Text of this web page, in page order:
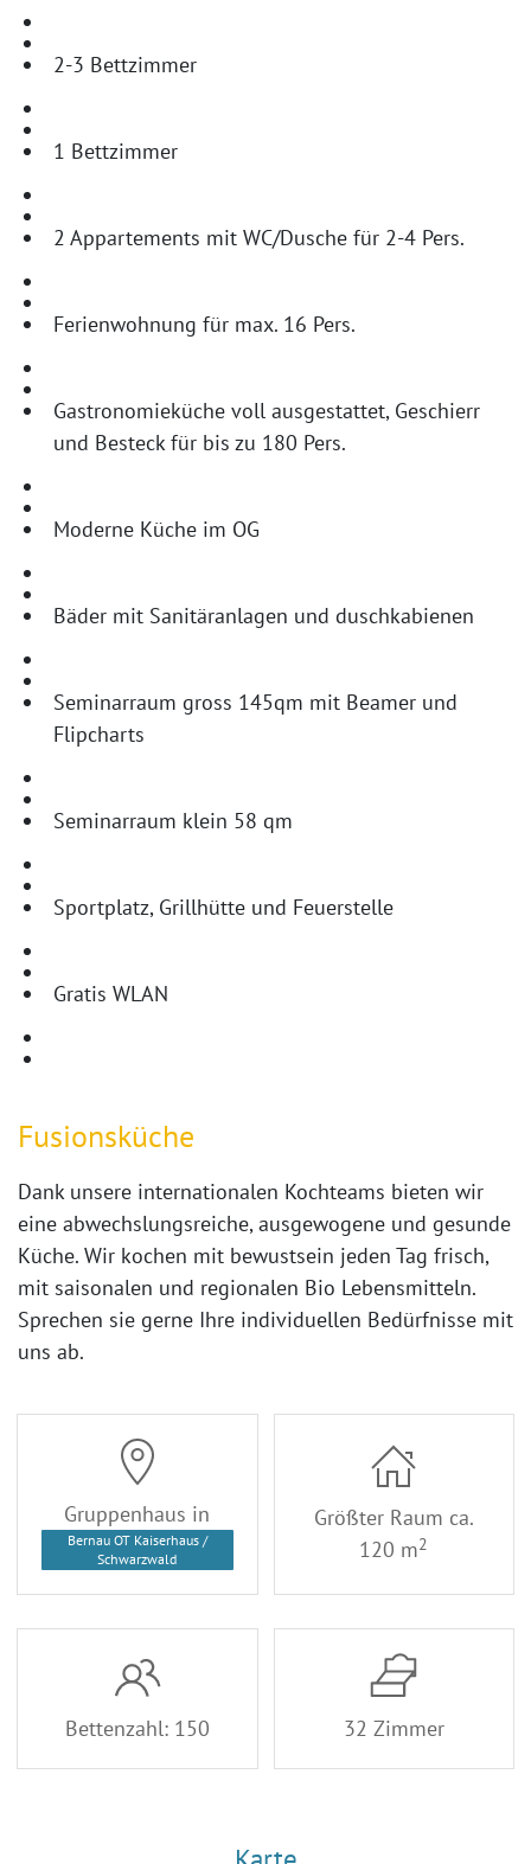
2-3 Bettzimmer
1 Bettzimmer
2 Appartements mit WC/Dusche für 2-4 Pers.
Ferienwohnung für max. 16 Pers.
Gastronomieküche voll ausgestattet, Geschierr
und Besteck für bis zu 180 Pers.
Moderne Küche im OG
Bäder mit Sanitäranlagen und duschkabienen
Seminarraum gross 145qm mit Beamer und
Flipcharts
Seminarraum klein 58 qm
Sportplatz, Grillhütte und Feuerstelle
Gratis WLAN
Fusionsküche
Dank unsere internationalen Kochteams bieten wir
eine abwechslungsreiche, ausgewogene und gesunde
Küche. Wir kochen mit bewustsein jeden Tag frisch,
mit saisonalen und regionalen Bio Lebensmitteln.
Sprechen sie gerne Ihre individuellen Bedürfnisse mit
uns ab.
Gruppenhaus in
Bernau OT Kaiserhaus /
Schwarzwald
Größter Raum ca.
120 m2
Bettenzahl: 150 32 Zimmer